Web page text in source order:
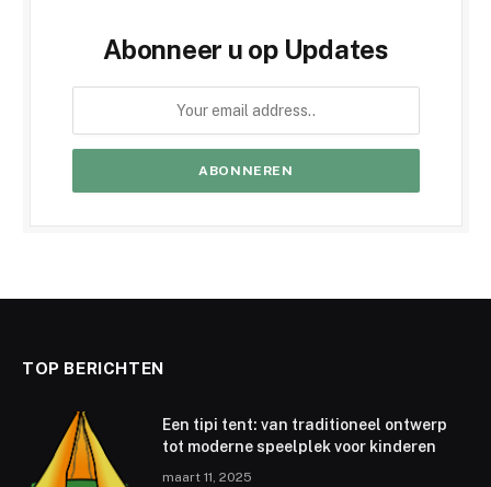
Abonneer u op Updates
TOP BERICHTEN
Een tipi tent: van traditioneel ontwerp
tot moderne speelplek voor kinderen
maart 11, 2025